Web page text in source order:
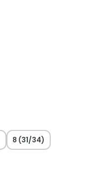
8 (31/34)